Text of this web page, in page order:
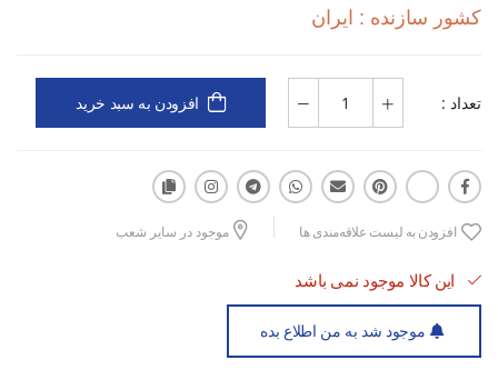
کنه، چه برای پیاده‌روی روزانه، چه برای استایل شهری و روزمره.
رویه از کتان سبک، خنک و بادوام
زیره‌ی لاستیکی با چسبندگی عالی
طراحی کلاسیک و همیشه جذاب
کشور سازنده : ایران
تعداد : افزودن به سبد خرید
افزودن به لیست علاقه‌مندی ها موجود در سایر شعب
این کالا موجود نمی باشد
موجود شد به من اطلاع بده